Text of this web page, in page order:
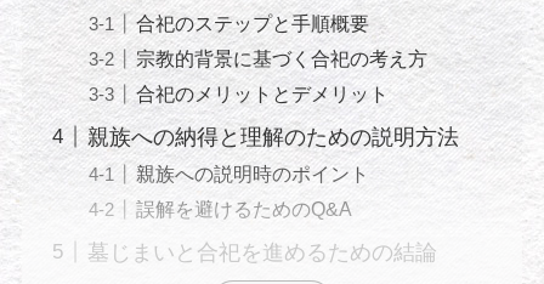
合祀のステップと手順概要
宗教的背景に基づく合祀の考え方
合祀のメリットとデメリット
親族への納得と理解のための説明方法
親族への説明時のポイント
誤解を避けるためのQ&A
墓じまいと合祀を進めるための結論